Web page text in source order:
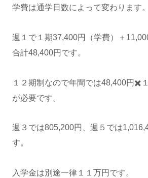
学費は通学日数によって変わります。
週１で１期37,400円（学費）＋
合計48,400円です。
１２期制なので年間では48,400円✖️
が必要です。
週３では805,200円、週５では
す。
入学金は別途一律１１万円です。